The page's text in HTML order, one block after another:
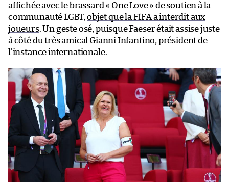
affichée avec le brassard « One Love » de soutien à la
communauté LGBT, objet que la FIFA a interdit aux
joueurs. Un geste osé, puisque Faeser était assise juste
à côté du très amical Gianni Infantino, président de
l’instance internationale.